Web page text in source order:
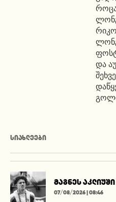
როცა
და
ᲡᲘᲐᲮᲚᲔᲔᲑᲘ
მაგნეს
07/08/2026 | 08:46